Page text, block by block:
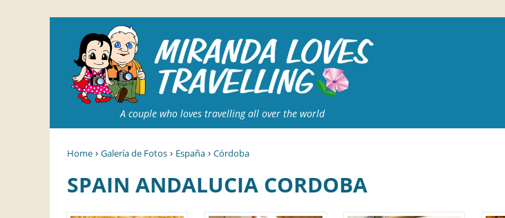
A couple who loves travelling all over the world
Home › Galería de Fotos › España › Córdoba
SPAIN ANDALUCIA CORDOBA